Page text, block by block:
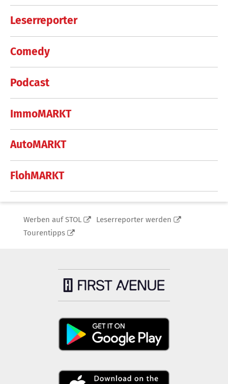
Leserreporter
Comedy
Podcast
ImmoMARKT
AutoMARKT
FlohMARKT
Werben auf STOL
Leserreporter werden
Tourentipps